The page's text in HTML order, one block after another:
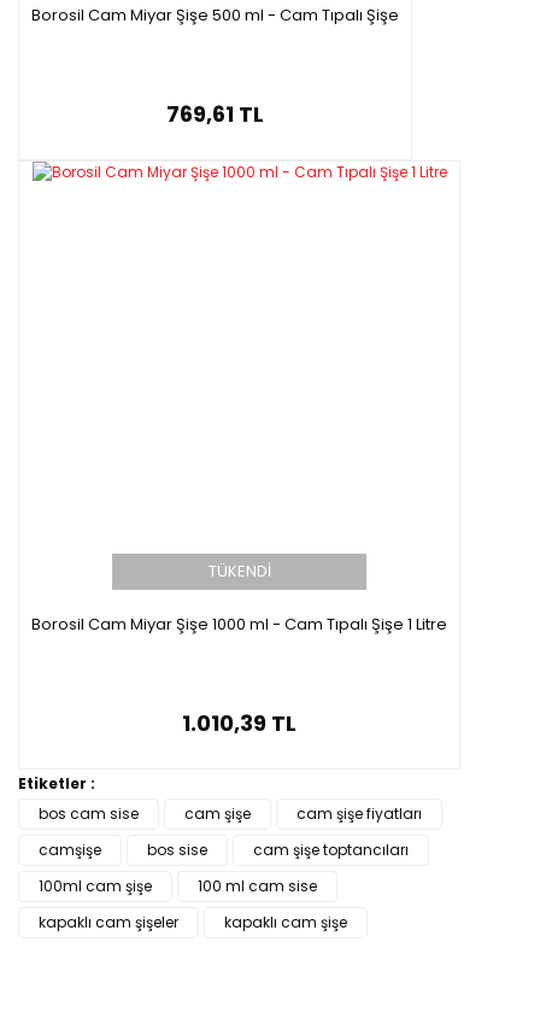
Borosil Cam Miyar Şişe 500 ml - Cam Tıpalı Şişe
769,61 TL
TÜKENDİ
Borosil Cam Miyar Şişe 1000 ml - Cam Tıpalı Şişe 1 Litre
1.010,39 TL
Etiketler :
bos cam sise
cam şişe
cam şişe fiyatları
camşişe
bos sise
cam şişe toptancıları
100ml cam şişe
100 ml cam sise
kapaklı cam şişeler
kapaklı cam şişe